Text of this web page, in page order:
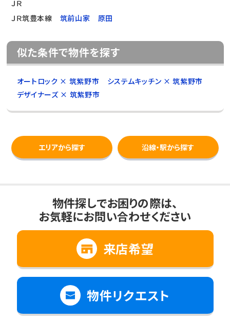
ＪＲ
ＪＲ筑豊本線
筑前山家 原田
似た条件で物件を探す
オートロック × 筑紫野市
システムキッチン × 筑紫野市
デザイナーズ × 筑紫野市
エリアから探す 沿線・駅から探す
物件探しでお困りの際は、
お気軽にお問い合わせください
来店希望
物件リクエスト